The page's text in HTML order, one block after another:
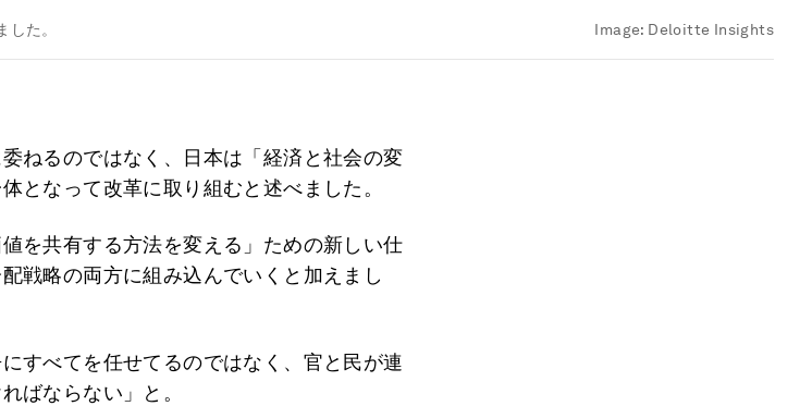
した。 Image: Deloitte Insights
ねるのではなく、日本は「経済と社会の変
となって改革に取り組むと述べました。
を共有する方法を変える」ための新しい仕
戦略の両方に組み込んでいくと加えまし
すべてを任せてるのではなく、官と民が連
ばならない」と。